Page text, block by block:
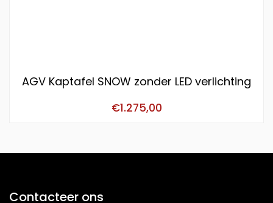
AGV Kaptafel SNOW zonder LED verlichting
€1.275,00
Contacteer ons